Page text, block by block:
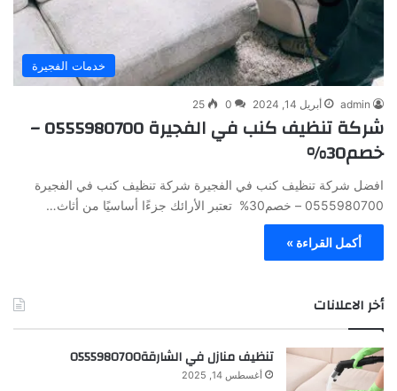
خدمات الفجيرة
admin أبريل 14, 2024 0
25
شركة تنظيف كنب في الفجيرة 0555980700 –
خصم30%
افضل شركة تنظيف كنب في الفجيرة شركة تنظيف كنب في الفجيرة
0555980700 – خصم30% تعتبر الأرائك جزءًا أساسيًا من أثاث…
أكمل القراءة »
أخر الاعلانات
تنظيف منازل في الشارقة0555980700
أغسطس 14, 2025